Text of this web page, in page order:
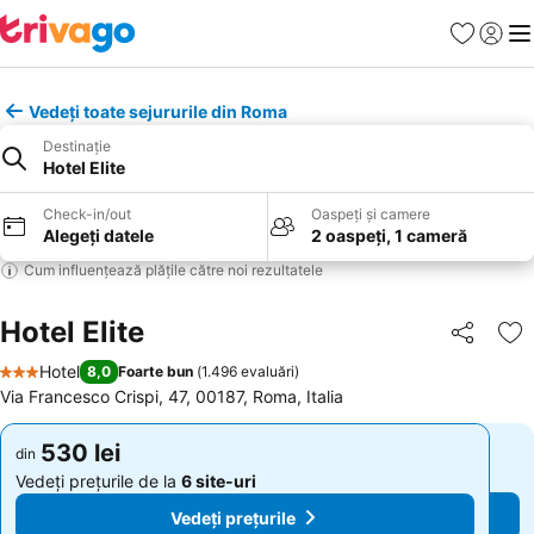
Favorite
Vedeți toate sejururile din Roma
Destinație
Hotel Elite
Check-in/out
Alegeți datele
Oaspeți și camere
2 oaspeți, 1 cameră
Cum influențează plățile către noi rezultatele
Hotel Elite Distribuiți
3 Stele
Hotel 8,0 Foarte bun (1.496 evaluări)
Via Francesco Crispi, 47, 00187, Roma, Italia
din 530 lei
Vedeți prețurile de la 6 site-uri
Vedeți prețurile
din 530 lei
Vedeți prețurile de la 6 site-uri
Vedeți prețurile